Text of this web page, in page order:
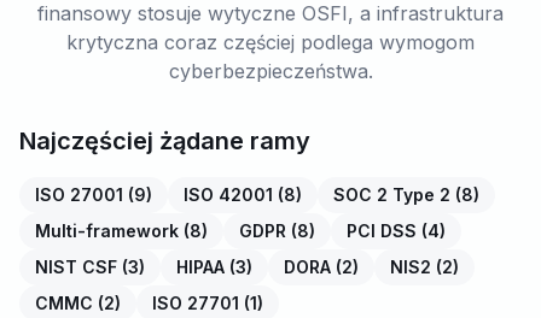
finansowy stosuje wytyczne OSFI, a infrastruktura
krytyczna coraz częściej podlega wymogom
cyberbezpieczeństwa.
Najczęściej żądane ramy
ISO 27001 (9) ISO 42001 (8) SOC 2 Type 2 (8)
Multi-framework (8) GDPR (8) PCI DSS (4)
NIST CSF (3) HIPAA (3) DORA (2) NIS2 (2)
CMMC (2) ISO 27701 (1)